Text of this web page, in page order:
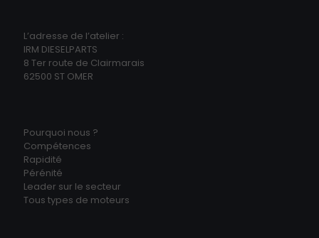
L’adresse de l’atelier :
IRM DIESELPARTS
8 Ter route de Clairmarais
62500 ST OMER
Pourquoi nous ?
Compétences
Rapidité
Pérénité
Leader sur le secteur
Tous types de moteurs